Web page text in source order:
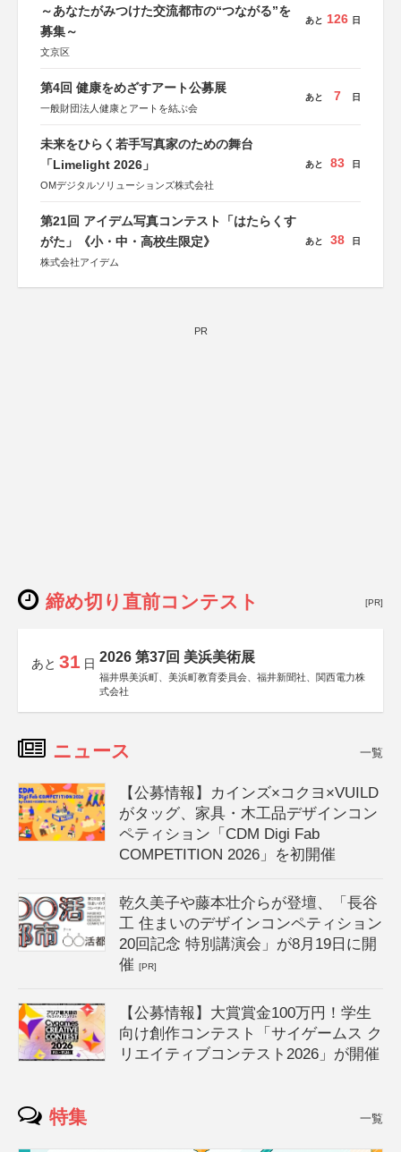
～あなたがみつけた交流都市の“つながる”を
募集～
文京区
あと 126 日
第4回 健康をめざすアート公募展
一般財団法人健康とアートを結ぶ会
あと 7 日
未来をひらく若手写真家のための舞台
「Limelight 2026」
OMデジタルソリューションズ株式会社
あと 83 日
第21回 アイデム写真コンテスト「はたらくす
がた」《小・中・高校生限定》
株式会社アイデム
あと 38 日
PR
締め切り直前コンテスト [PR]
あと 31 日 2026 第37回 美浜美術展
福井県美浜町、美浜町教育委員会、福井新聞社、関西電力株
式会社
ニュース 一覧
【公募情報】カインズ×コクヨ×VUILD
がタッグ、家具・木工品デザインコン
ペティション「CDM Digi Fab
COMPETITION 2026」を初開催
乾久美子や藤本壮介らが登壇、「長谷
工 住まいのデザインコンペティション
20回記念 特別講演会」が8月19日に開
催[PR]
【公募情報】大賞賞金100万円！学生
向け創作コンテスト「サイゲームス ク
リエイティブコンテスト2026」が開催
特集 一覧